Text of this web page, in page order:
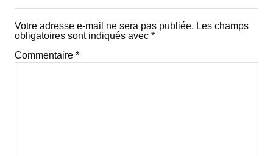
Votre adresse e-mail ne sera pas publiée. Les champs
obligatoires sont indiqués avec *
Commentaire *